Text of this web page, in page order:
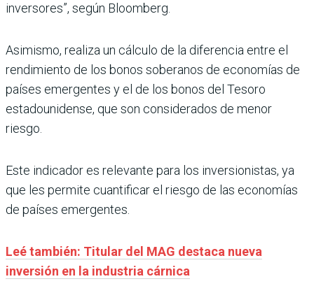
inversores”, según Bloomberg.
Asimismo, realiza un cálculo de la diferencia entre el
rendimiento de los bonos soberanos de economías de
países emergentes y el de los bonos del Tesoro
estadounidense, que son considerados de menor
riesgo.
Este indicador es relevante para los inversionistas, ya
que les permite cuantificar el riesgo de las economías
de países emergentes.
Leé también: Titular del MAG destaca nueva
inversión en la industria cárnica